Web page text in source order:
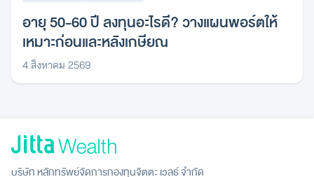
อายุ 50-60 ปี ลงทุนอะไรดี? วางแผนพอร์ตให้
เหมาะก่อนและหลังเกษียณ
4 สิงหาคม 2569
บริษัท หลักทรัพย์จัดการกองทุนจิตตะ เวลธ์ จำกัด